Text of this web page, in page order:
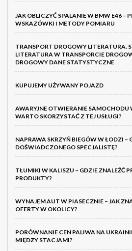
JAK OBLICZYĆ SPALANIE W BMW E46 –
WSKAZÓWKI I METODY POMIARU
TRANSPORT DROGOWY LITERATURA.
LITERATURA W TRANSPORCIE
DROGOWY DANE STATYSTYCZNE
KUPUJEMY UŻYWANY POJAZD
AWARYJNE OTWIERANIE SAMOCHODU
WARTO SKORZYSTAĆ Z TEJ USŁUGI?
NAPRAWA SKRZYŃ BIEGÓW W ŁODZI –
DOŚWIADCZONEGO SPECJALISTĘ?
TŁUMIKI W KALISZU – GDZIE ZNALEŹĆ
PRODUKTY?
WYNAJEM AUT W PIASECZNIE – JAK
OFERTY W OKOLICY?
PORÓWNANIE CEN PALIWA NA
MIĘDZY STACJAMI?